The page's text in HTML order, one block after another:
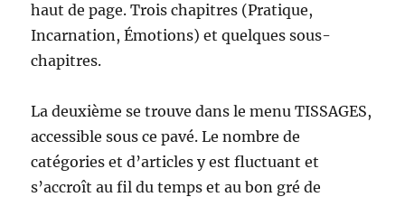
haut de page. Trois chapitres (Pratique,
Incarnation, Émotions) et quelques sous-
chapitres.
La deuxième se trouve dans le menu TISSAGES,
accessible sous ce pavé. Le nombre de
catégories et d’articles y est fluctuant et
s’accroît au fil du temps et au bon gré de